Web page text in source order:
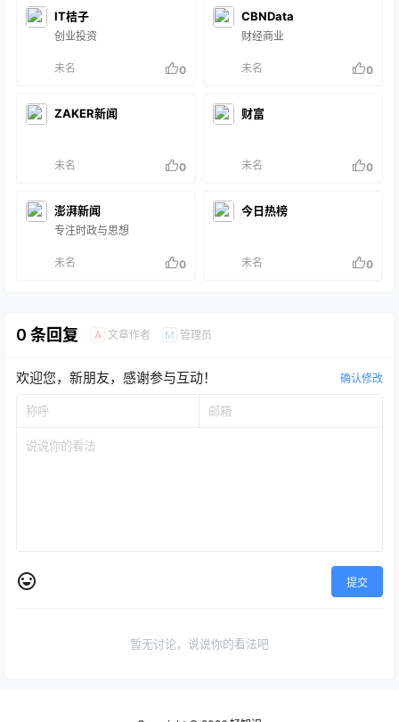
IT桔子
创业投资
未名 0
CBNData
财经商业
未名 0
ZAKER新闻
未名 0
财富
未名 0
澎湃新闻
专注时政与思想
未名 0
今日热榜
未名 0
0 条回复 A 文章作者 M 管理员
欢迎您，新朋友，感谢参与互动！ 确认修改
提交
暂无讨论，说说你的看法吧